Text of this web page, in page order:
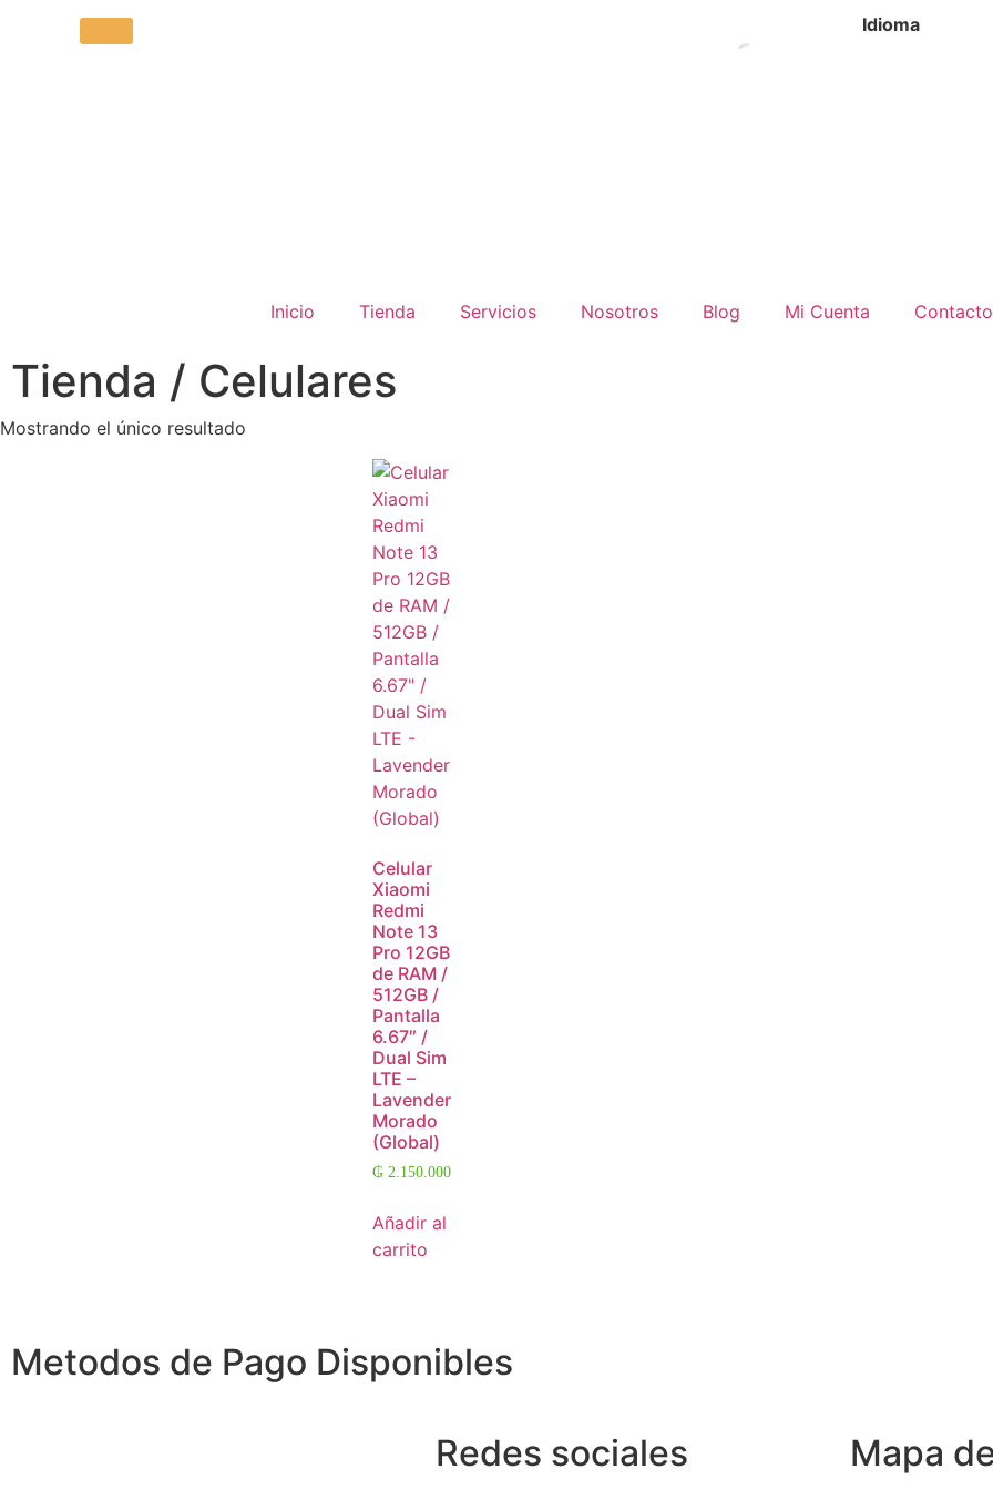
Idioma
Inicio Tienda Servicios Nosotros Blog Mi Cuenta Contacto
Tienda / Celulares
Mostrando el único resultado
Celular
Xiaomi
Redmi
Note 13
Pro 12GB
de RAM /
512GB /
Pantalla
6.67″ /
Dual Sim
LTE –
Lavender
Morado
(Global)
₲ 2.150.000
Añadir al
carrito
Metodos de Pago Disponibles
Redes sociales Mapa